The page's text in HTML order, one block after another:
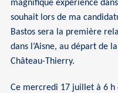
magnifique expérience
souhait lors de ma
Bastos sera la première
dans l’Aisne, au départ de
Château-Thierry.
Ce mercredi 17 juillet à 6 h